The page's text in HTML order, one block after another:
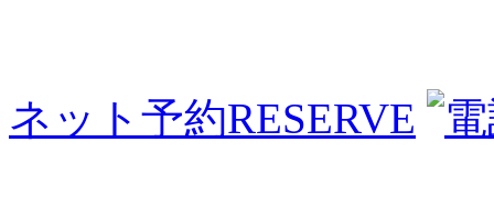
ネット予約RESERVE